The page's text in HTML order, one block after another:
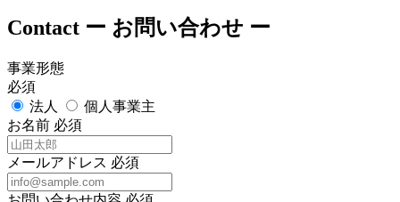
Contact ー お問い合わせ ー
事業形態
必須
法人
個人事業主
お名前 必須
メールアドレス 必須